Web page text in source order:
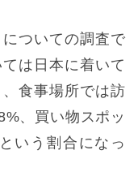
についての調査で
は日本に着いて
食事場所では訪
、買い物スポッ
いう割合になっ